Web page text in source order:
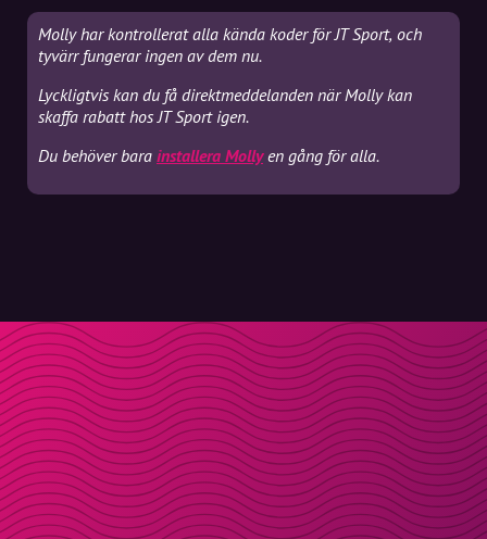
Molly har kontrollerat alla kända koder för JT Sport, och
tyvärr fungerar ingen av dem nu.
Lyckligtvis kan du få direktmeddelanden när Molly kan
skaffa rabatt hos JT Sport igen.
Du behöver bara installera Mollyen gång för alla.